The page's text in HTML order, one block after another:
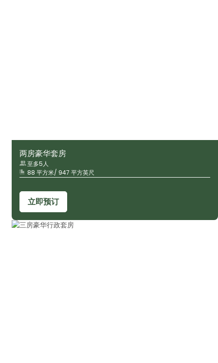
两房豪华套房
至多5人
88 平方米/ 947 平方英尺
立即预订